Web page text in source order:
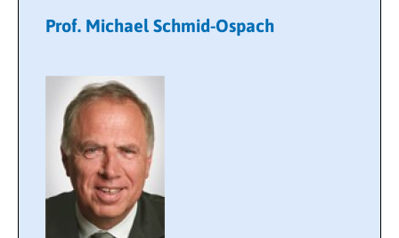
Prof. Michael Schmid-Ospach